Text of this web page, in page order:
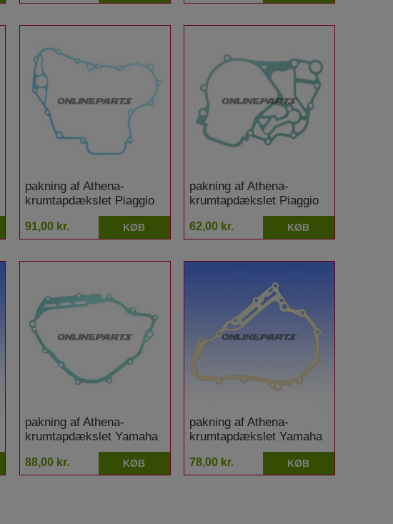
pakning af Athena-
krumtapdækslet Piaggio
91,00 kr. KØB
pakning af Athena-
krumtapdækslet Piaggio
62,00 kr. KØB
pakning af Athena-
krumtapdækslet Yamaha
YFM 700 FWAD FGP
Grizzly EPS
88,00 kr. KØB
pakning af Athena-
krumtapdækslet Yamaha
78,00 kr. KØB